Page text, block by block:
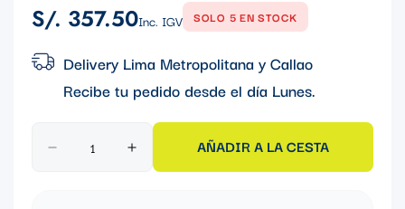
Precio
S/. 357.50Inc. IGV SOLO 5 EN STOCK
Delivery Lima Metropolitana y Callao
Recibe tu pedido desde el día Lunes.
AÑADIR A LA CESTA